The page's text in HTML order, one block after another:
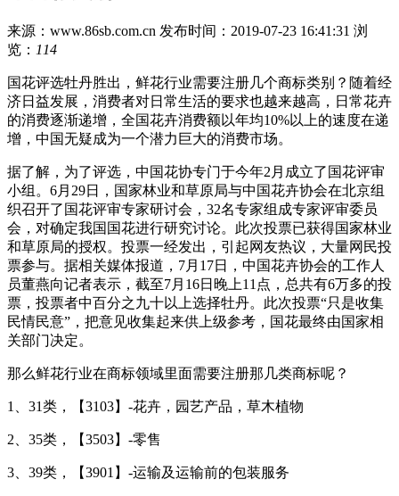
来源：www.86sb.com.cn 发布时间：2019-07-23 16:41:31 浏
览： 114
国花评选牡丹胜出，鲜花行业需要注册几个商标类别？随着经
济日益发展，消费者对日常生活的要求也越来越高，日常花卉
的消费逐渐递增，全国花卉消费额以年均10%以上的速度在递
增，中国无疑成为一个潜力巨大的消费市场。
据了解，为了评选，中国花协专门于今年2月成立了国花评审
小组。6月29日，国家林业和草原局与中国花卉协会在北京组
织召开了国花评审专家研讨会，32名专家组成专家评审委员
会，对确定我国国花进行研究讨论。此次投票已获得国家林业
和草原局的授权。投票一经发出，引起网友热议，大量网民投
票参与。据相关媒体报道，7月17日，中国花卉协会的工作人
员董燕向记者表示，截至7月16日晚上11点，总共有6万多的投
票，投票者中百分之九十以上选择牡丹。此次投票“只是收集
民情民意”，把意见收集起来供上级参考，国花最终由国家相
关部门决定。
那么鲜花行业在商标领域里面需要注册那几类商标呢？
1、31类，【3103】-花卉，园艺产品，草木植物
2、35类，【3503】-零售
3、39类，【3901】-运输及运输前的包装服务